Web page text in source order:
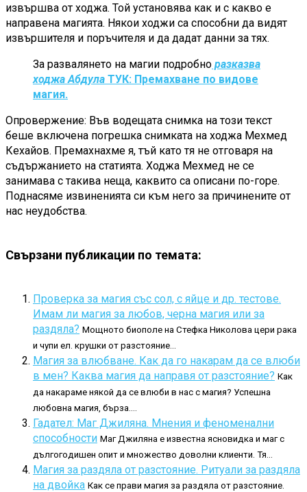
извършва от ходжа. Той установява как и с какво е
направена магията. Някои ходжи са способни да видят
извършителя и поръчителя и да дадат данни за тях.
За развалянето на магии подробно разказва
ходжа Абдула ТУК: Премахване по видове
магия.
Опровержение: Във водещата снимка на този текст
беше включена погрешка снимката на ходжа Мехмед
Кехайов. Премахнахме я, тъй като тя не отговаря на
съдържанието на статията. Ходжа Мехмед не се
занимава с такива неща, каквито са описани по-горе.
Поднасяме извиненията си към него за причинените от
нас неудобства.
Свързани публикации по темата:
Проверка за магия със сол, с яйце и др. тестове.
Имам ли магия за любов, черна магия или за
раздяла? Мощното биополе на Стефка Николова цери рака
и чупи ел. крушки от разстояние...
Магия за влюбване. Как да го накарам да се влюби
в мен? Каква магия да направя от разстояние? Как
да накараме някой да се влюби в нас с магия? Успешна
любовна магия, бърза....
Гадател: Маг Джиляна. Мнения и феноменални
способности Маг Джиляна е известна ясновидка и маг с
дългогодишен опит и множество доволни клиенти. Тя...
Магия за раздяла от разстояние. Ритуали за раздяла
на двойка Как се прави магия за раздяла от разстояние.